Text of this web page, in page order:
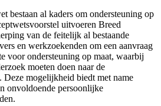
bestaan al kaders om ondersteuning op
uitvoeren Breed
van de feitelijk al bestaande
en werkzoekenden om een aanvraag
voor ondersteuning op maat, waarbij
moeten doen naar de
Deze mogelijkheid biedt met name
onvoldoende persoonlijke